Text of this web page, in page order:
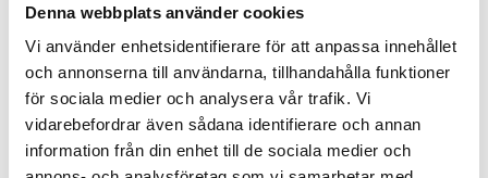
Denna webbplats använder cookies
Vi använder enhetsidentifierare för att anpassa innehållet
och annonserna till användarna, tillhandahålla funktioner
för sociala medier och analysera vår trafik. Vi
vidarebefordrar även sådana identifierare och annan
information från din enhet till de sociala medier och
Mecmesin OmniTest™ 5,0 motoriserad